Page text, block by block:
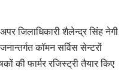
जिलाधिकारी शैलेन्द्र सिंह नेगी
कॉमन सर्विस सेन्टरों
की फार्मर रजिस्ट्री तैयार किए